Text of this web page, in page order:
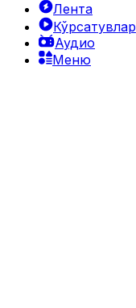
Лента
Кўрсатувлар
Аудио
Меню